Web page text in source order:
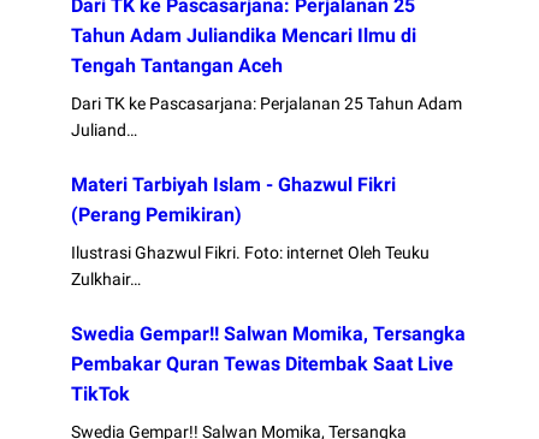
Dari TK ke Pascasarjana: Perjalanan 25
Tahun Adam Juliandika Mencari Ilmu di
Tengah Tantangan Aceh
Dari TK ke Pascasarjana: Perjalanan 25 Tahun Adam
Juliand…
Materi Tarbiyah Islam - Ghazwul Fikri
(Perang Pemikiran)
Ilustrasi Ghazwul Fikri. Foto: internet Oleh Teuku
Zulkhair…
Swedia Gempar!! Salwan Momika, Tersangka
Pembakar Quran Tewas Ditembak Saat Live
TikTok
Swedia Gempar!! Salwan Momika, Tersangka